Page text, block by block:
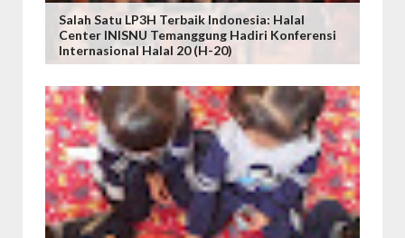
Salah Satu LP3H Terbaik Indonesia: Halal
Center INISNU Temanggung Hadiri Konferensi
Internasional Halal 20 (H-20)